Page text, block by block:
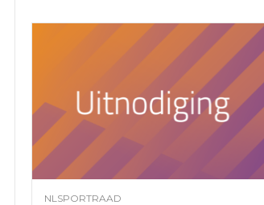
NLSPORTRAAD